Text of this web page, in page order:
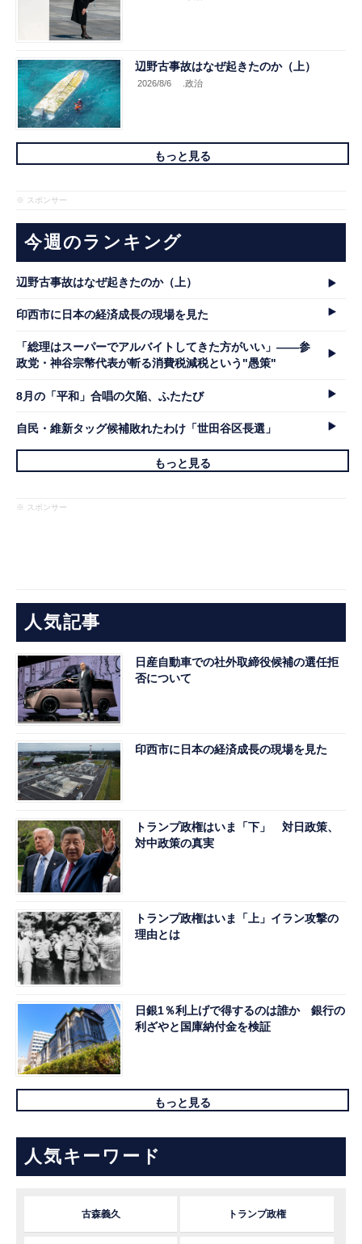
辺野古事故はなぜ起きたのか（上）
2026/8/6 .政治
もっと見る
※ スポンサー
今週のランキング
辺野古事故はなぜ起きたのか（上）
印西市に日本の経済成長の現場を見た
「総理はスーパーでアルバイトしてきた方がいい」――参
政党・神谷宗幣代表が斬る消費税減税という"愚策"
8月の「平和」合唱の欠陥、ふたたび
自民・維新タッグ候補敗れたわけ「世田谷区長選」
もっと見る
※ スポンサー
人気記事
日産自動車での社外取締役候補の選任拒
否について
印西市に日本の経済成長の現場を見た
トランプ政権はいま「下」 対日政策、
対中政策の真実
トランプ政権はいま「上」イラン攻撃の
理由とは
日銀1％利上げで得するのは誰か 銀行の
利ざやと国庫納付金を検証
もっと見る
人気キーワード
古森義久 トランプ政権